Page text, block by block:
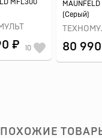
MFL300
₽ 10
(Серый)
80
ПОХОЖИЕ